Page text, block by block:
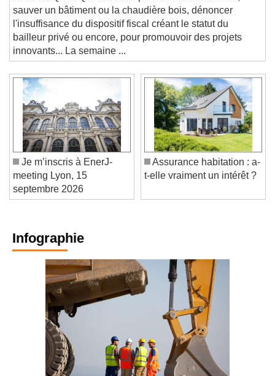
CHRONIQUE. Que cela soit pour défendre les CEE,
sauver un bâtiment ou la chaudière bois, dénoncer
l'insuffisance du dispositif fiscal créant le statut du
bailleur privé ou encore, pour promouvoir des projets
innovants... La semaine ...
Je m’inscris à EnerJ-
meeting Lyon, 15
septembre 2026
Assurance habitation : a-
Infographie